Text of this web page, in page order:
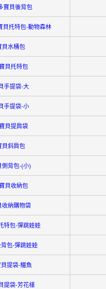
寶貝後背包
貝托特包-動物森林
貝水桶包
貝托特包
手提袋-大
手提袋-小
貝提肩袋
貝斜肩包
側背包-(小)
貝收納包
收納購物袋
特包-彈跳娃娃
包-彈跳娃娃
提袋-鱷魚
提袋-芳花樣